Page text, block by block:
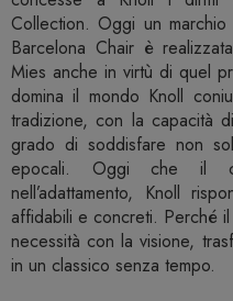
Collection. Oggi un
Barcelona Chair è
Mies anche in virtù di quel
domina il mondo Knoll
tradizione, con la capacità
grado di soddisfare non
epocali. Oggi che il
nell’adattamento, Knoll
affidabili e concreti. Perché
necessità con la visione,
in un classico senza tempo.